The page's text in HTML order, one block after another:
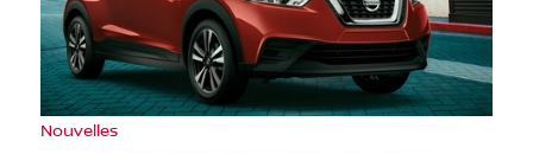
Nouvelles